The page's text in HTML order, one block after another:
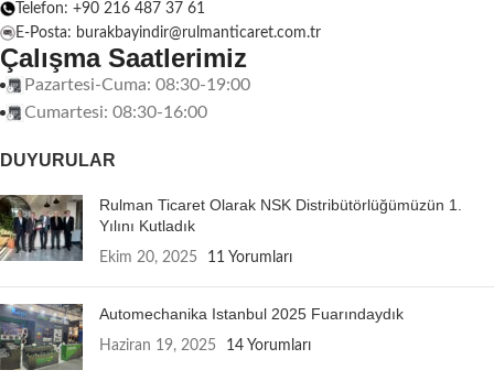
Telefon: +90 216 487 37 61
E-Posta: burakbayindir@rulmanticaret.com.tr
Çalışma Saatlerimiz
Pazartesi-Cuma: 08:30-19:00
Cumartesi: 08:30-16:00
DUYURULAR
Rulman Ticaret Olarak NSK Distribütörlüğümüzün 1.
Yılını Kutladık
Ekim 20, 2025 11 Yorumları
Automechanika Istanbul 2025 Fuarındaydık
Haziran 19, 2025 14 Yorumları